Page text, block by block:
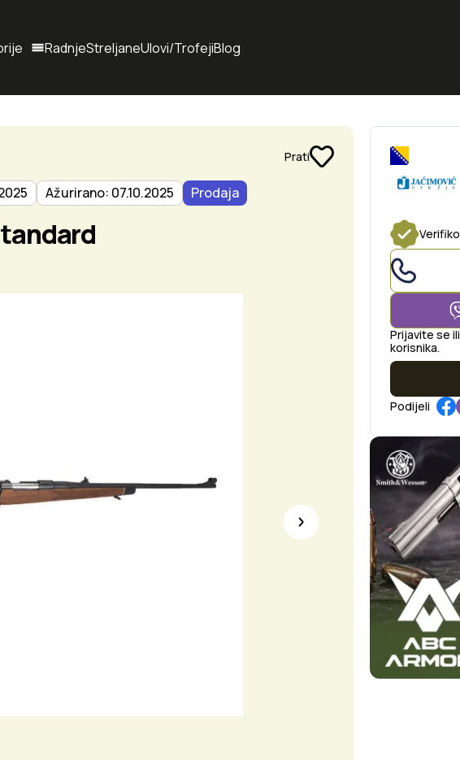
BAM RadnjeStreljaneUlovi/TrofejiBlog
Prati
Ažurirano: 07.10.2025 Prodaja
Prijavite se
korisnika.
Podijeli